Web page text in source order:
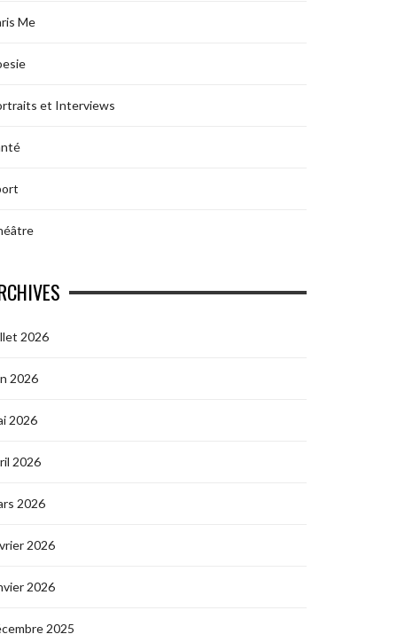
Me
et Interviews
2026
2026
2026
2026
2026
2026
2026
2025